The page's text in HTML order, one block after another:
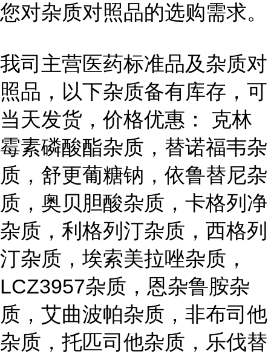
您对杂质对照品的选购需求。
我司主营医药标准品及杂质对
照品，以下杂质备有库存，可
当天发货，价格优惠： 克林
霉素磷酸酯杂质，替诺福韦杂
质，舒更葡糖钠，依鲁替尼杂
质，奥贝胆酸杂质，卡格列净
杂质，利格列汀杂质，西格列
汀杂质，埃索美拉唑杂质，
LCZ3957杂质，恩杂鲁胺杂
质，艾曲波帕杂质，非布司他
杂质，托匹司他杂质，乐伐替